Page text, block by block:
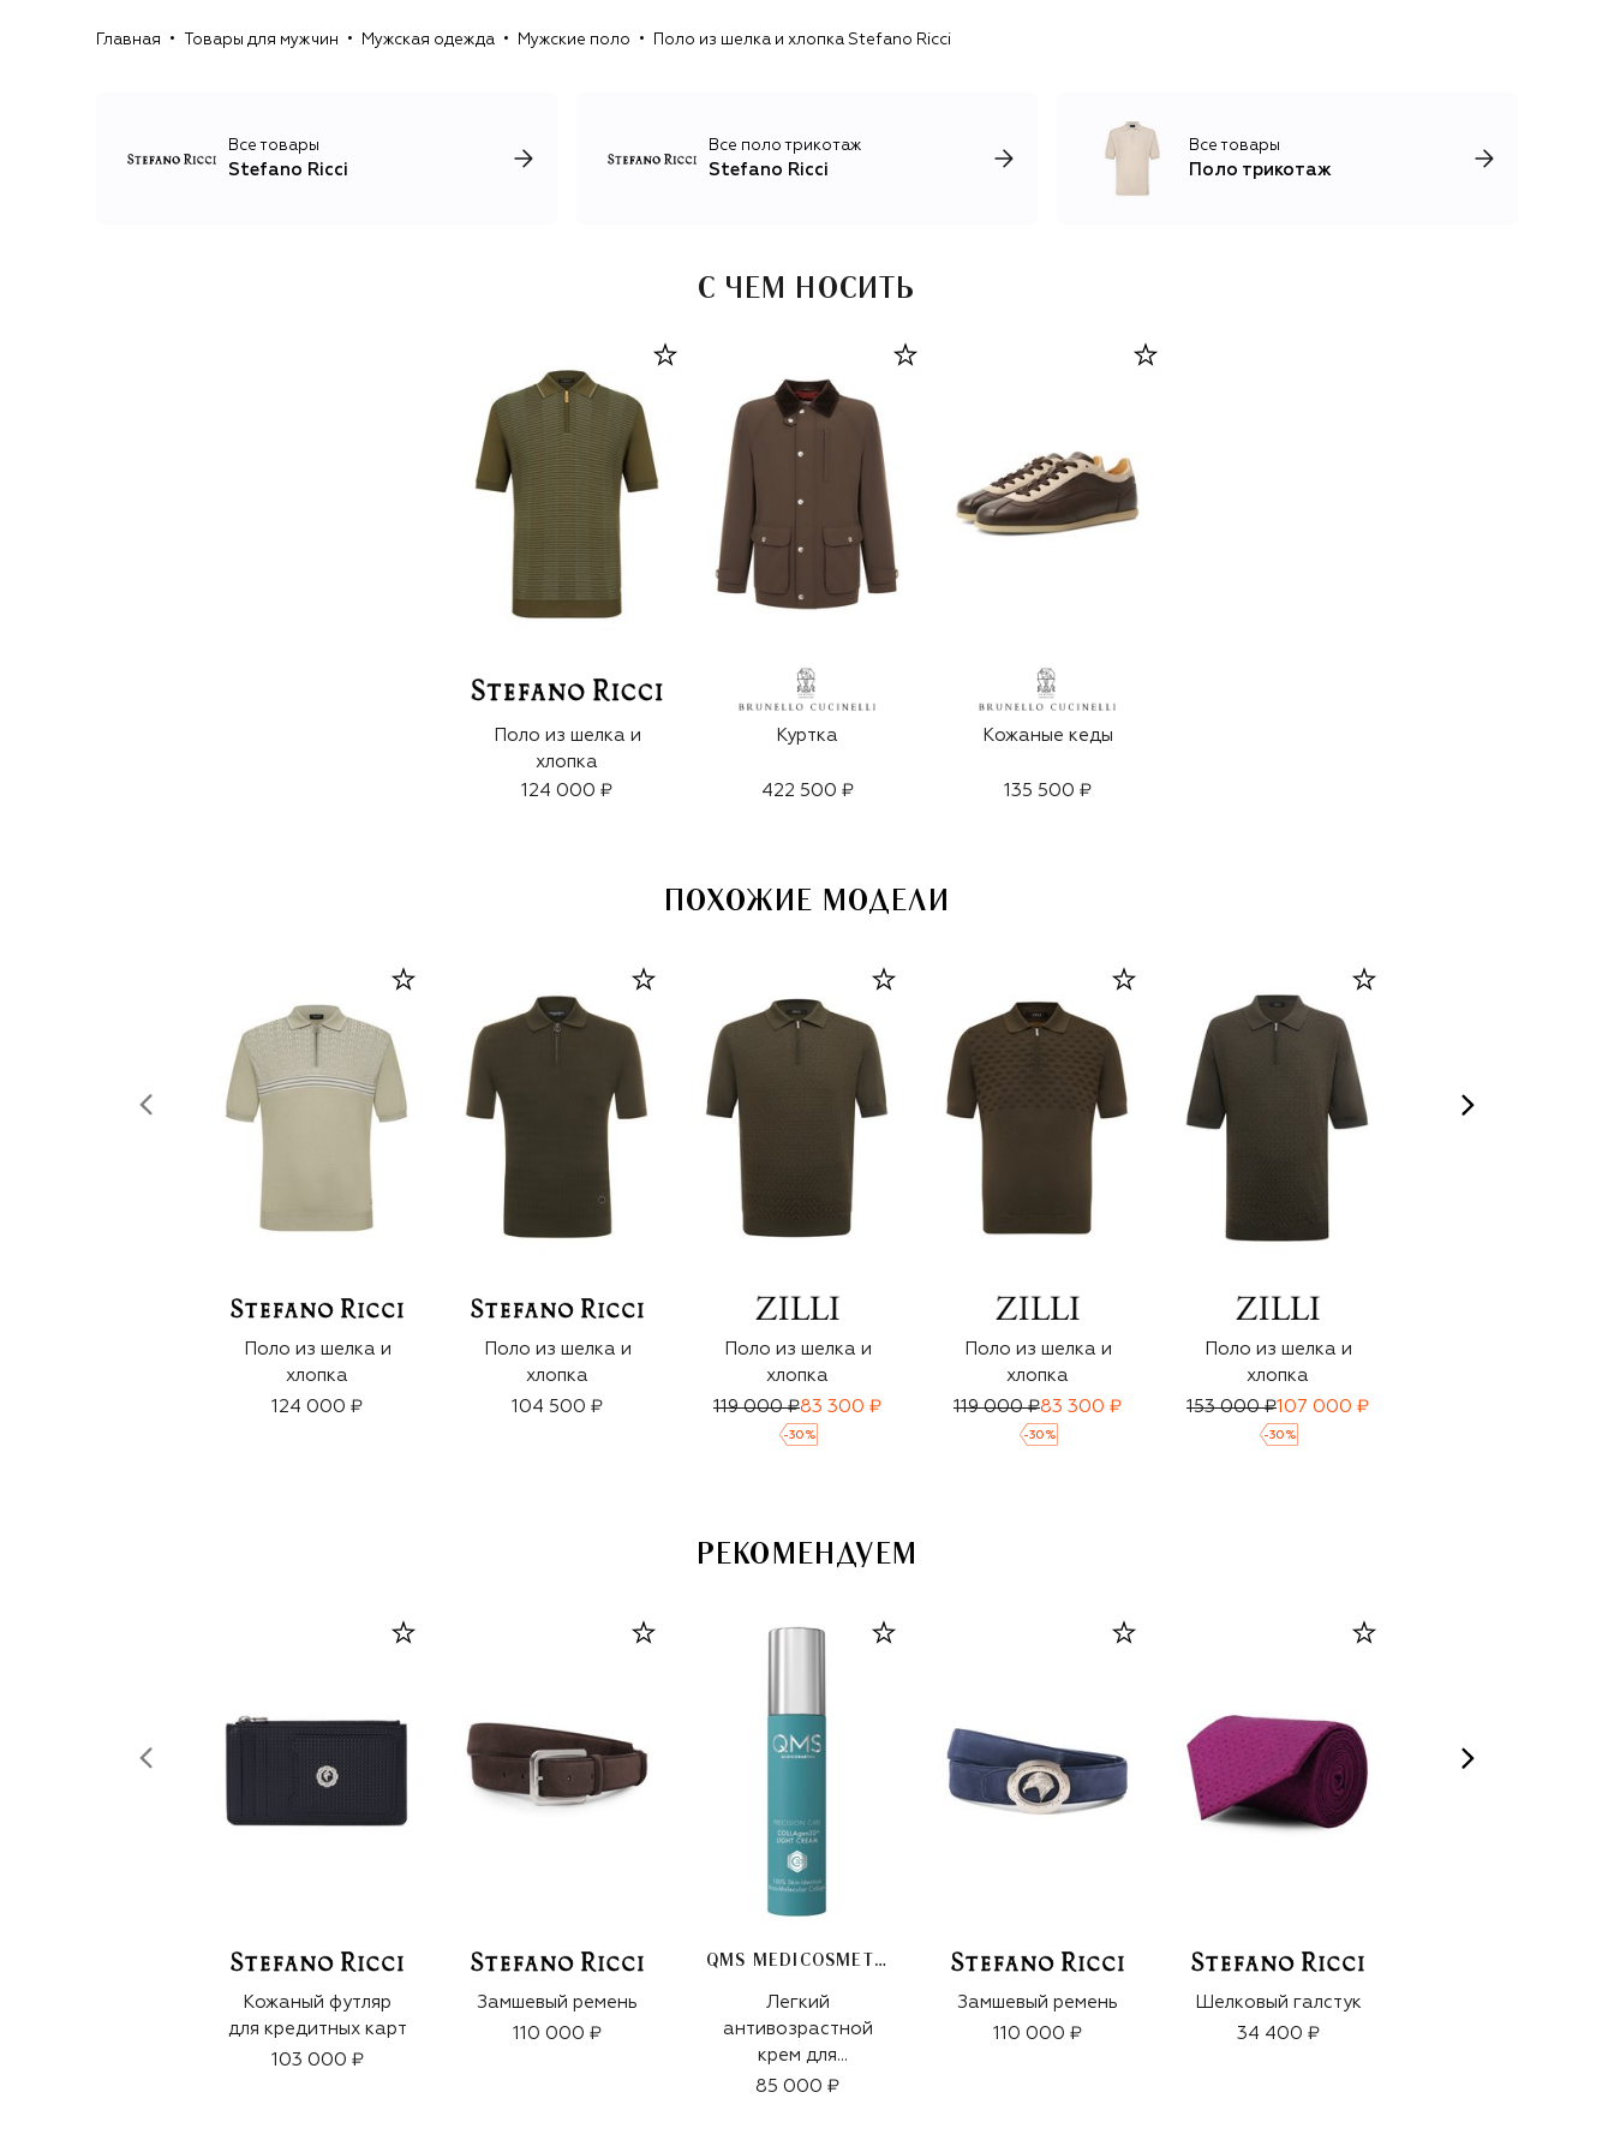
неформальные футболки и лонгсливы, изображение
Главная Товары для мужчин Мужская одежда Мужские поло Поло из шелка и хлопка Stefano Ricci
Все товары
Stefano Ricci
Все поло трикотаж
Stefano Ricci
Все товары
Поло трикотаж
С ЧЕМ НОСИТЬ
Поло из шелка и
хлопка
124 000 ₽
Куртка
422 500 ₽
Кожаные кеды
135 500 ₽
ПОХОЖИЕ МОДЕЛИ
Поло из шелка и
хлопка
124 000 ₽
Поло из шелка и
хлопка
104 500 ₽
Поло из шелка и
хлопка
119 000 ₽83 300 ₽
-30 %
Поло из шелка и
хлопка
119 000 ₽83 300 ₽
-30 %
Поло из шелка и
хлопка
153 000 ₽107 000 ₽
-30 %
РЕКОМЕНДУЕМ
Кожаный футляр
для кредитных карт
103 000 ₽
Замшевый ремень
110 000 ₽
QMS MEDICOSMETICS
Легкий
антивозрастной
крем для
интенсивного
85 000 ₽
Замшевый ремень
110 000 ₽
Шелковый галстук
34 400 ₽